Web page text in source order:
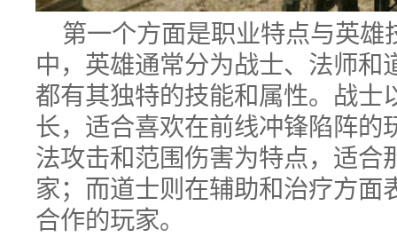
第一个方面是职业特点与英
中，英雄通常分为战士、法师和
都有其独特的技能和属性。战士
长，适合喜欢在前线冲锋陷阵的
法攻击和范围伤害为特点，适合
家；而道士则在辅助和治疗方面
合作的玩家。